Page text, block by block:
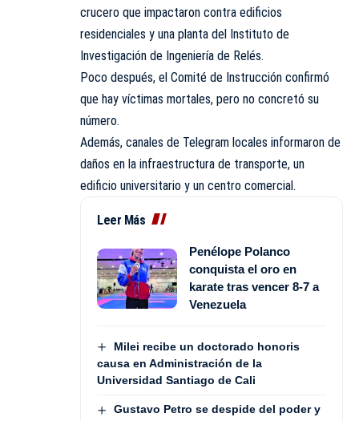
crucero que impactaron contra edificios
residenciales y una planta del Instituto de
Investigación de Ingeniería de Relés.
Poco después, el Comité de Instrucción confirmó
que hay víctimas mortales, pero no concretó su
número.
Además, canales de Telegram locales informaron de
daños en la infraestructura de transporte, un
edificio universitario y un centro comercial.
Leer Más
Penélope Polanco
conquista el oro en
karate tras vencer 8-7 a
Venezuela
Milei recibe un doctorado honoris
causa en Administración de la
Universidad Santiago de Cali
Gustavo Petro se despide del poder y